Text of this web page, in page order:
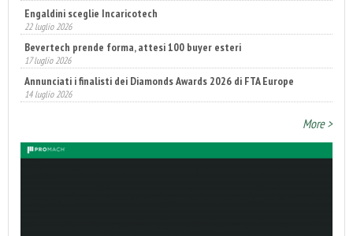
Engaldini sceglie Incaricotech
22 luglio 2026
Bevertech prende forma, attesi 100 buyer esteri
17 luglio 2026
Annunciati i finalisti dei Diamonds Awards 2026 di FTA Europe
14 luglio 2026
More >